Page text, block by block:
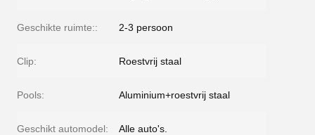
Geschikte ruimte:: 2-3 persoon
Clip: Roestvrij staal
Pools: Aluminium+roestvrij staal
Geschikt automodel: Alle auto's.